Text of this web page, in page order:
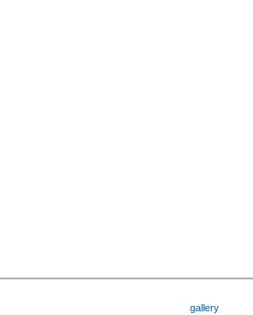
gallery